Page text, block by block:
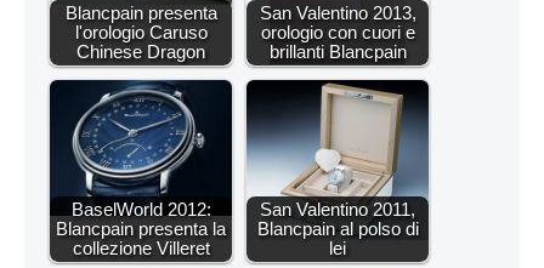
Blancpain presenta
l'orologio Caruso
Chinese Dragon
San Valentino 2013,
orologio con cuori e
brillanti Blancpain
BaselWorld 2012:
Blancpain presenta la
collezione Villeret
San Valentino 2011,
Blancpain al polso di
lei